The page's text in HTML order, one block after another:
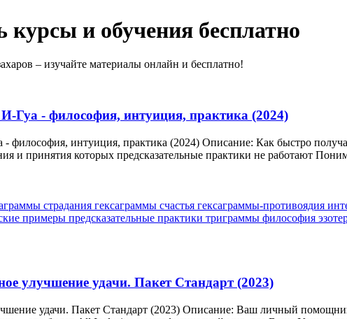
курсы и обучения бесплатно
– изучайте материалы онлайн и бесплатно!
Гуа - философия, интуиция, практика (2024)
философия, интуиция, практика (2024) Описание: Как быстро
и принятия которых предсказательные практики не работают
страдания гексаграммы счастья гексаграммы-противоядия
примеры предсказательные практики триграммы философия
улучшение удачи. Пакет Стандарт (2023)
удачи. Пакет Стандарт (2023) Описание: Ваш личный